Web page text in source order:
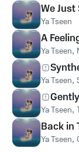
We Just
Ya Tseen
A
Ya Tseen,
Ya Tseen,
Ya Tseen,
Back in
Ya Tseen,